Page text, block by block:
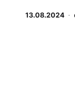
13.08.2024 ·